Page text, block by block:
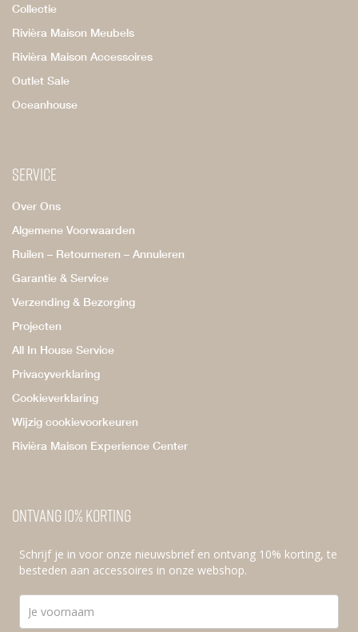
Collectie
Rivièra Maison Meubels
Rivièra Maison Accessoires
Outlet Sale
Oceanhouse
Service
Over Ons
Algemene Voorwaarden
Ruilen – Retourneren – Annuleren
Garantie & Service
Verzending & Bezorging
Projecten
All In House Service
Privacyverklaring
Cookieverklaring
Wijzig cookievoorkeuren
Rivièra Maison Experience Center
Ontvang 10% korting
Schrijf je in voor onze nieuwsbrief en ontvang 10% korting, te
besteden aan accessoires in onze webshop.